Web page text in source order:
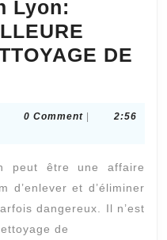
Lyon:
DE
0 Comment |
2:56
peut être une affaire
d’enlever et d’éliminer
dangereux. Il n’est
de